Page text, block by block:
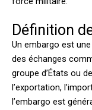
Définition
Un embargo est
des échanges
groupe d’États ou
l’exportation,
l’embargo est